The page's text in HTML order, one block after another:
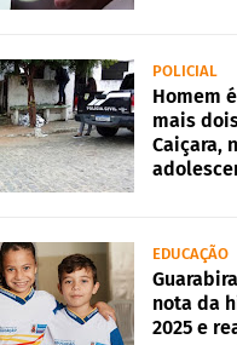
POLICIAL
Homem
mais
Caiçara,
EDUCAÇÃO
nota da
2025 e